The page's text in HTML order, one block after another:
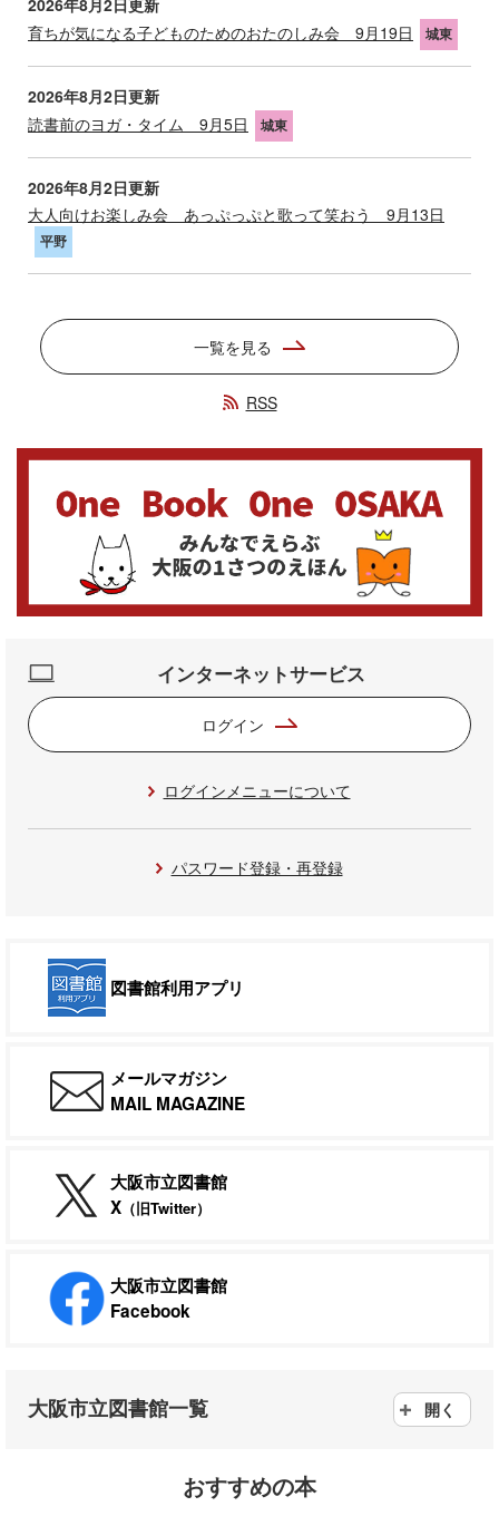
2026年8月2日更新
育ちが気になる子どものためのおたのしみ会 9月19日
城東
2026年8月2日更新
読書前のヨガ・タイム 9月5日
城東
2026年8月2日更新
大人向けお楽しみ会 あっぷっぷと歌って笑おう 9月13日
平野
一覧を見る
RSS
インターネットサービス
ログイン
ログインメニューについて
パスワード登録・再登録
図書館利用アプリ
メールマガジン
MAIL MAGAZINE
大阪市立図書館
X （旧Twitter）
大阪市立図書館
Facebook
大阪市立図書館一覧 開く
おすすめの本